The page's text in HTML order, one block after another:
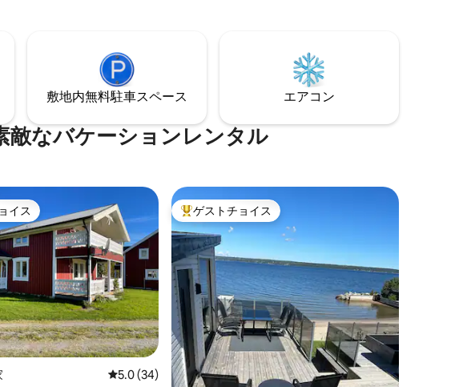
ポリン。 湖のそばに
きる薪ストーバとボート
予約できます。 2人用の
し出しています。
敷地内無料駐⁠車ス⁠ペ⁠ー⁠ス エアコン
敵なバケーションレンタル
トチョイスです。
イス
レビュー34件、5つ星中5.0つ星の平均評価
5.0 (34)
大好評のゲストチョイスです。
ゲストチョイス